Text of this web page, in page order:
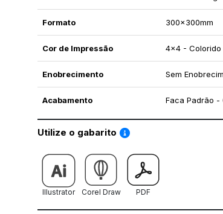
Formato 300x300mm
Cor de Impressão 4x4 - Colorido
Enobrecimento Sem
Acabamento Faca Padrão -
Utilize o gabarito Saiba como utilizar os
Illustrator Corel Draw PDF